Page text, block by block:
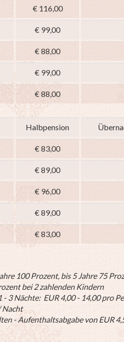
€ 116,00
€ 99,00
€ 88,00
€ 99,00
€ 88,00
Halbpension
€ 83,00
€ 89,00
€ 96,00
€ 89,00
€ 83,00
100 Prozent, bis 5 Jahre 75
bei 2 zahlenden Kindern
3 Nächte: EUR 4,00 - 14,00 pro
Nacht
- Aufenthaltsabgabe von EUR